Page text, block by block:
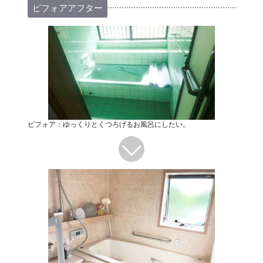
ビフォアアフター
ビフォア：ゆっくりとくつろげるお風呂にしたい。